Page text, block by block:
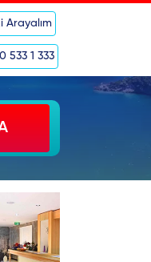
Arayalım
533 1 333